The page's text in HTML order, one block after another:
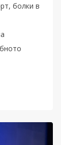
болки в